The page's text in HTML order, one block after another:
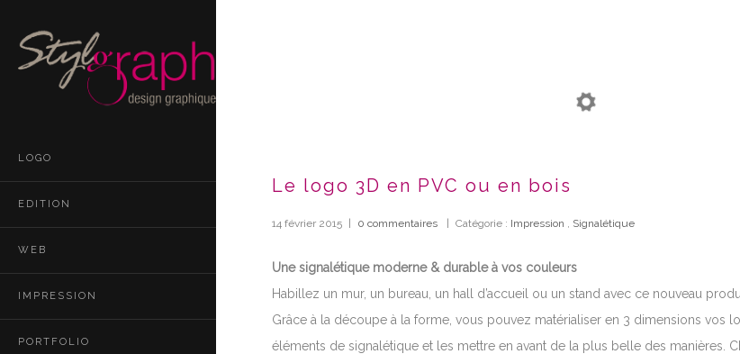
LOGO
EDITION
WEB
IMPRESSION
PORTFOLIO
Le logo 3D en PVC ou en bois
14 février 2015 0 commentaires Catégorie : Impression , Signalétique
Une signalétique moderne & durable à vos couleurs
Habillez un mur, un bureau, un hall d’accueil ou un stand avec ce nouveau
Grâce à la découpe à la forme, vous pouvez matérialiser en 3 dimensions vos
éléments de signalétique et les mettre en avant de la plus belle des manières.